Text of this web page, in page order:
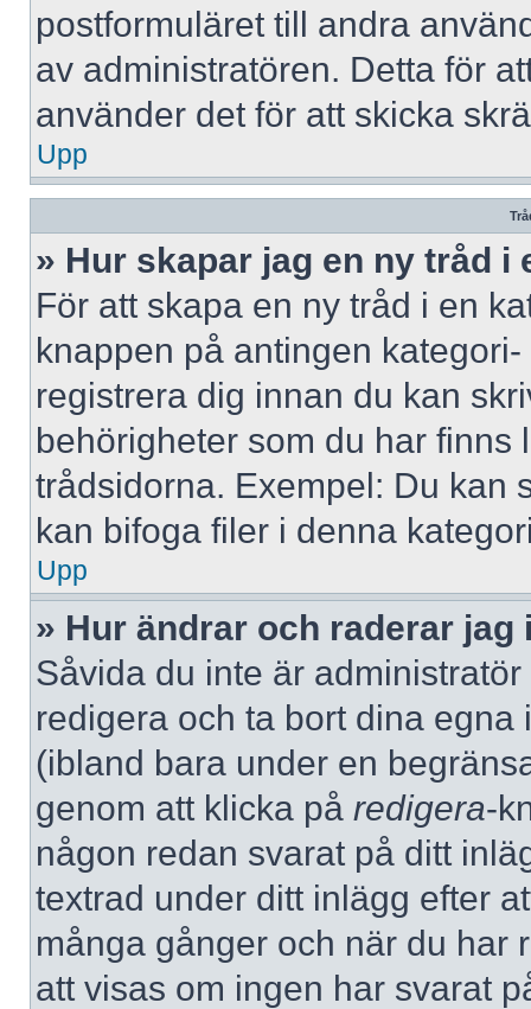
postformuläret till andra
av administratören. Detta för
använder det för att skicka
Upp
» Hur skapar jag en ny tråd i
För att skapa en ny tråd i en
knappen på antingen
registrera dig innan du kan
behörigheter som du har finns
trådsidorna. Exempel: Du kan
kan bifoga filer i denna
Upp
» Hur ändrar och raderar jag
Såvida du inte är
redigera och ta bort dina
(ibland bara under en
genom att klicka på redigera-
någon redan svarat på ditt
textrad under ditt inlägg efter
många gånger och när du har
att visas om ingen har svarat